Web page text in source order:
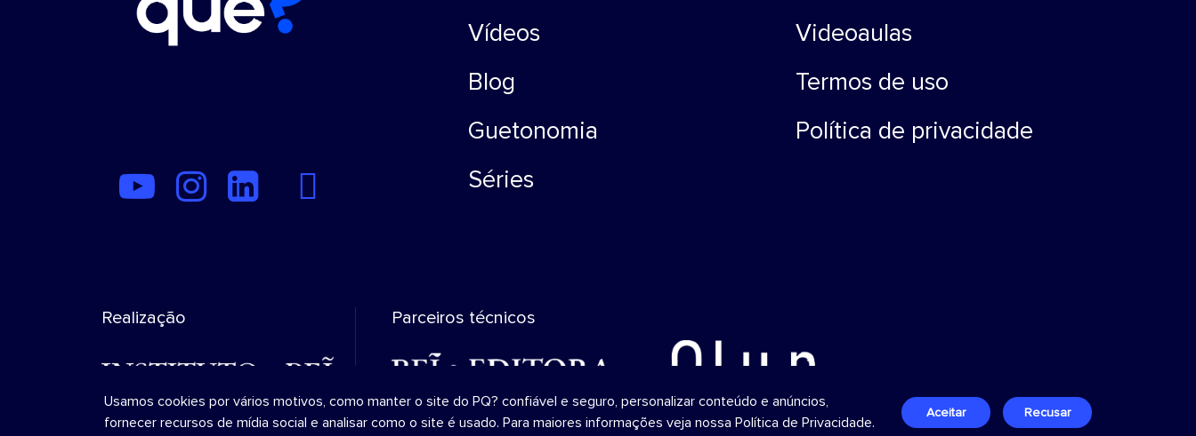
Vídeos
Blog
Guetonomia
Séries
Videoaulas
Termos de uso
Política de privacidade
Realização Parceiros técnicos
Usamos cookies por vários motivos, como manter o site do PQ? confiável ​​e seguro, personalizar conteúdo e anúncios,
fornecer recursos de mídia social e analisar como o site é usado. Para maiores informações veja nossa Política de Privacidade.
Aceitar Recusar